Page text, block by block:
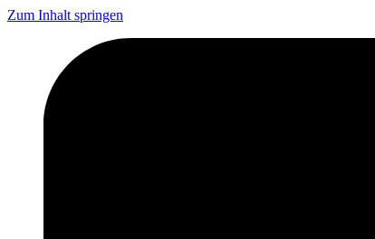
Zum Inhalt springen